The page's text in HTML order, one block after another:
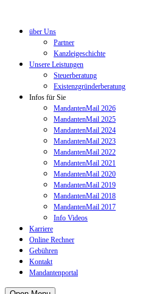
über Uns
Partner
Kanzleigeschichte
Unsere Leistungen
Steuerberatung
Existenzgründerberatung
Infos für Sie
MandantenMail 2026
MandantenMail 2025
MandantenMail 2024
MandantenMail 2023
MandantenMail 2022
MandantenMail 2021
MandantenMail 2020
MandantenMail 2019
MandantenMail 2018
MandantenMail 2017
Info Videos
Karriere
Online Rechner
Gebühren
Kontakt
Mandantenportal